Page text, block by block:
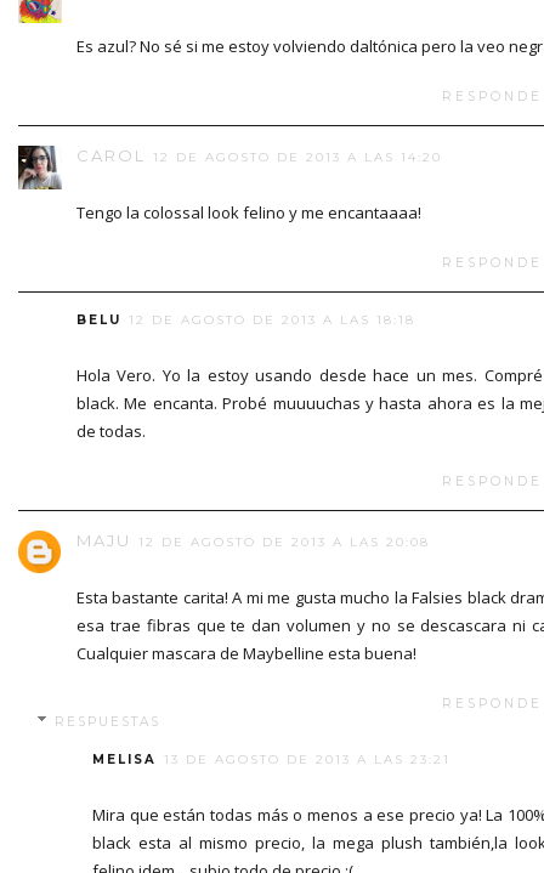
Es azul? No sé si me estoy volviendo daltónica pero la veo
CAROL 12 DE AGOSTO DE 2013 A LAS 14:20
Tengo la colossal look felino y me encantaaaa!
BELU 12 DE AGOSTO DE 2013 A LAS 18:18
Hola Vero. Yo la estoy usando desde hace un mes.
black. Me encanta. Probé muuuuchas y hasta ahora es la
de todas.
MAJU 12 DE AGOSTO DE 2013 A LAS 20:08
Esta bastante carita! A mi me gusta mucho la Falsies black
esa trae fibras que te dan volumen y no se descascara ni
Cualquier mascara de Maybelline esta buena!
RESPUESTAS
MELISA 13 DE AGOSTO DE 2013 A LAS 23:21
Mira que están todas más o menos a ese precio ya! La
black esta al mismo precio, la mega plush también,la